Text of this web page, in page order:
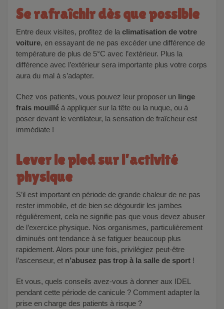
Se rafraîchir dès que possible
Entre deux visites, profitez de la climatisation de votre
voiture, en essayant de ne pas excéder une différence de
température de plus de 5°C avec l’extérieur. Plus la
différence avec l’extérieur sera importante plus votre corps
aura du mal à s’adapter.
Chez vos patients, vous pouvez leur proposer un linge
frais mouillé à appliquer sur la tête ou la nuque, ou à
poser devant le ventilateur, la sensation de fraîcheur est
immédiate !
Lever le pied sur l’activité
physique
S’il est important en période de grande chaleur de ne pas
rester immobile, et de bien se dégourdir les jambes
régulièrement, cela ne signifie pas que vous devez abuser
de l’exercice physique. Nos organismes, particulièrement
diminués ont tendance à se fatiguer beaucoup plus
rapidement. Alors pour une fois, privilégiez peut-être
l’ascenseur, et n’abusez pas trop à la salle de sport !
Et vous, quels conseils avez-vous à donner aux IDEL
pendant cette période de canicule ? Comment adapter la
prise en charge des patients à risque ?